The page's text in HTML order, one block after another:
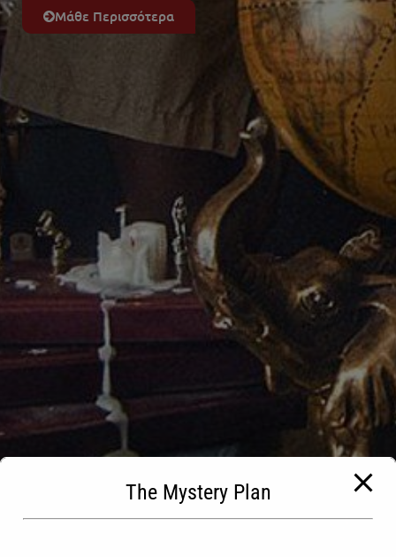
Μάθε Περισσότερα
The Mystery Plan